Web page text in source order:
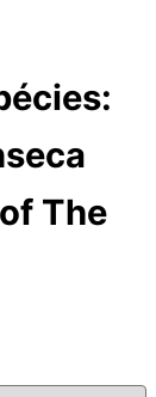
The